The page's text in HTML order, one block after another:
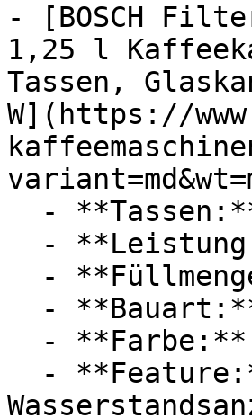
- [BOSCH
1,25 l
Tassen,
W](https://